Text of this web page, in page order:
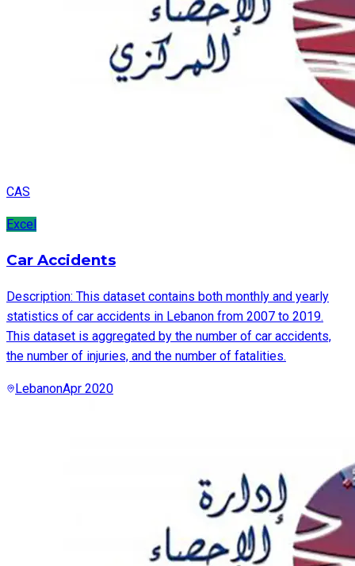
CAS
Excel
Car Accidents
Description: This dataset contains both monthly and yearly
statistics of car accidents in Lebanon from 2007 to 2019.
This dataset is aggregated by the number of car accidents,
the number of injuries, and the number of fatalities.
LebanonApr 2020